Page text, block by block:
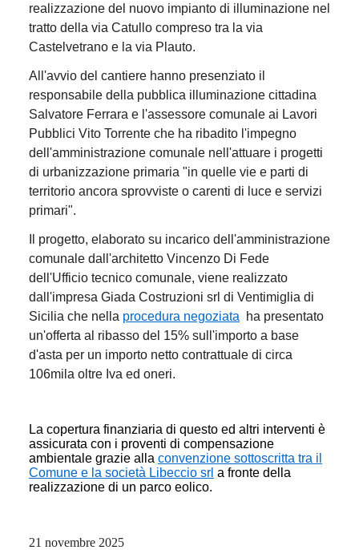
realizzazione del nuovo impianto di illuminazione nel
tratto della via Catullo compreso tra la via
Castelvetrano e la via Plauto.
All'avvio del cantiere hanno presenziato il
responsabile della pubblica illuminazione cittadina
Salvatore Ferrara e l'assessore comunale ai Lavori
Pubblici Vito Torrente che ha ribadito l'impegno
dell'amministrazione comunale nell'attuare i progetti
di urbanizzazione primaria "in quelle vie e parti di
territorio ancora sprovviste o carenti di luce e servizi
primari".
Il progetto, elaborato su incarico dell'amministrazione
comunale dall'architetto Vincenzo Di Fede
dell'Ufficio tecnico comunale, viene realizzato
dall'impresa Giada Costruzioni srl di Ventimiglia di
Sicilia che nella procedura negoziata ha presentato
un'offerta al ribasso del 15% sull'importo a base
d'asta per un importo netto contrattuale di circa
106mila oltre Iva ed oneri.
La copertura finanziaria di questo ed altri interventi è
assicurata con i proventi di compensazione
ambientale grazie alla convenzione sottoscritta tra il
Comune e la società Libeccio srl a fronte della
realizzazione di un parco eolico.
21 novembre 2025